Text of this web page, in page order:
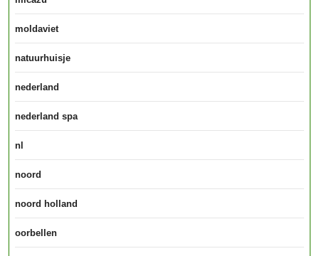
moldaviet
natuurhuisje
nederland
nederland spa
nl
noord
noord holland
oorbellen